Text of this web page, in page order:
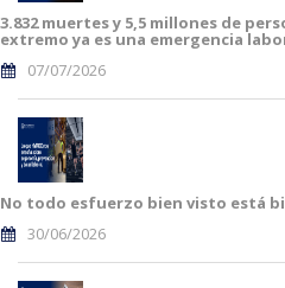
3.832 muertes y 5,5 millones de
extremo ya es una emergencia
07/07/2026
No todo esfuerzo bien visto está
30/06/2026